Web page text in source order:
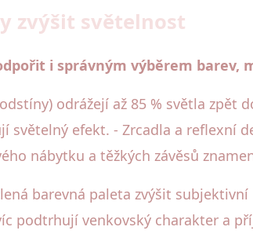
zvýšit světelnost
i správným výběrem barev,
odrážejí až 85 % světla zpět
světelný efekt. - Zrcadla a reflexní
nábytku a těžkých závěsů
barevná paleta zvýšit
podtrhují venkovský charakter a